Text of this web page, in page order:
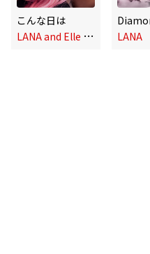
こんな日は
L
ANA and Elle Teresa
LANA